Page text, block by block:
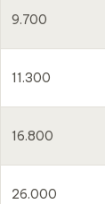
9.700
11.300
16.800
26.000